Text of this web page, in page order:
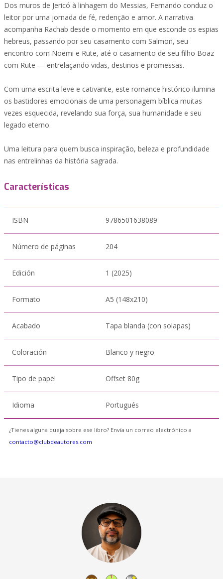
Dos muros de Jericó à linhagem do Messias, Fernando conduz o
leitor por uma jornada de fé, redenção e amor. A narrativa
acompanha Rachab desde o momento em que esconde os espias
hebreus, passando por seu casamento com Salmon, seu
encontro com Noemi e Rute, até o casamento de seu filho Boaz
com Rute — entrelaçando vidas, destinos e promessas.
Com uma escrita leve e cativante, este romance histórico ilumina
os bastidores emocionais de uma personagem bíblica muitas
vezes esquecida, revelando sua força, sua humanidade e seu
legado eterno.
Uma leitura para quem busca inspiração, beleza e profundidade
nas entrelinhas da história sagrada.
Características
ISBN 9786501638089
Número de páginas 204
Edición 1 (2025)
Formato A5 (148x210)
Acabado Tapa blanda (con solapas)
Coloración Blanco y negro
Tipo de papel Offset 80g
Idioma Portugués
¿Tienes alguna queja sobre ese libro? Envía un correo electrónico a
contacto@clubdeautores.com